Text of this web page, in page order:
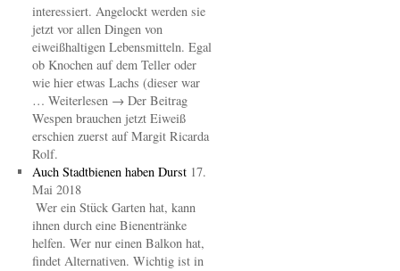
interessiert. Angelockt werden sie
jetzt vor allen Dingen von
eiweißhaltigen Lebensmitteln. Egal
ob Knochen auf dem Teller oder
wie hier etwas Lachs (dieser war
… Weiterlesen → Der Beitrag
Wespen brauchen jetzt Eiweiß
erschien zuerst auf Margit Ricarda
Rolf.
Auch Stadtbienen haben Durst 17.
Mai 2018
Wer ein Stück Garten hat, kann
ihnen durch eine Bienentränke
helfen. Wer nur einen Balkon hat,
findet Alternativen. Wichtig ist in